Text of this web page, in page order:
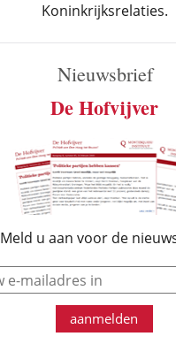
Koninkrijksrelaties.
Nieuwsbrief
De Hofvijver
Meld u aan voor de
e-mail
aanmelden